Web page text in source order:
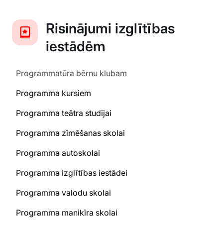
Risinājumi izglītības
iestādēm
Programmatūra bērnu klubam
Programma kursiem
Programma teātra studijai
Programma zīmēšanas skolai
Programma autoskolai
Programma izglītības iestādei
Programma valodu skolai
Programma manikīra skolai